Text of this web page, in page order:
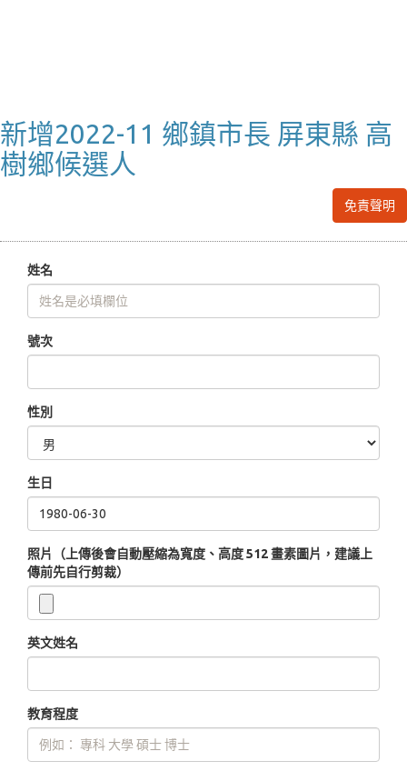
新增2022-11 鄉鎮市長 屏東縣 高
樹鄉候選人
免責聲明
姓名
號次
性別
生日
照片（上傳後會自動壓縮為寬度、高度 512 畫素圖片，建議上
傳前先自行剪裁）
英文姓名
教育程度